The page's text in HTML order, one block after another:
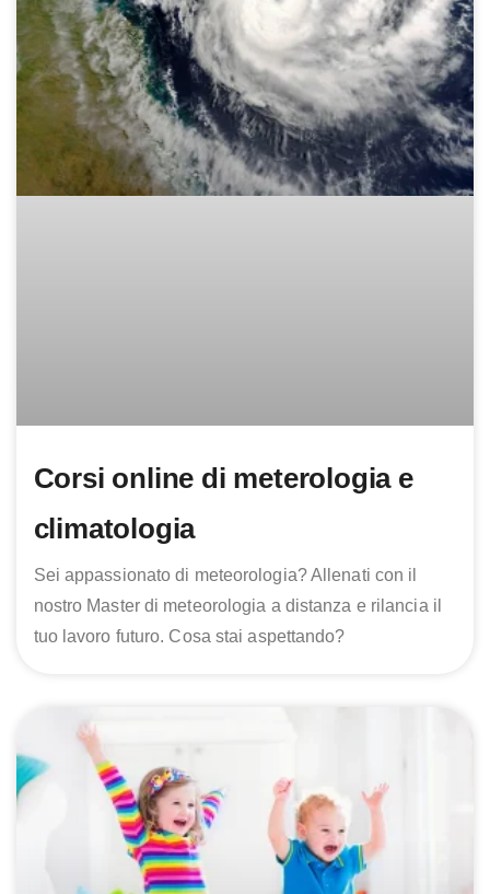
Corsi online di meterologia e
climatologia
Sei appassionato di meteorologia? Allenati con il
nostro Master di meteorologia a distanza e rilancia il
tuo lavoro futuro. Cosa stai aspettando?